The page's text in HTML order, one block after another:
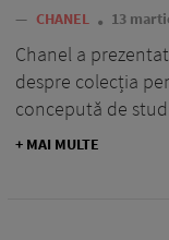
— CHANEL 13
Chanel a
despre colecția
concepută de
+ MAI MULTE